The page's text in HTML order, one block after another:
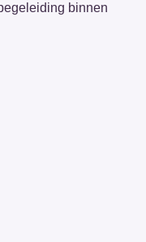
binnen